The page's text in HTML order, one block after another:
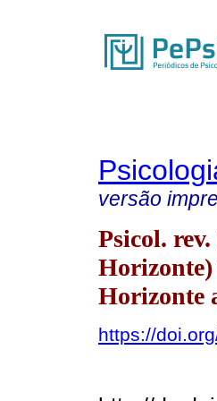
versão
Psicol.
Horizonte)
Horizonte
https://